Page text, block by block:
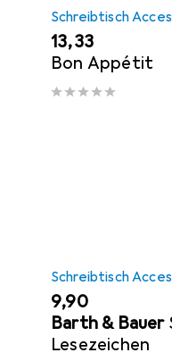
Schreibtisch
EUR
13,33
Bon Appétit
Schreibtisch
EUR
9,90
Barth & Bauer
Lesezeichen